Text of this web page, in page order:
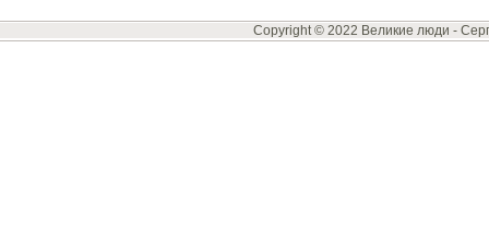
Copyright © 2022 Великие люди -